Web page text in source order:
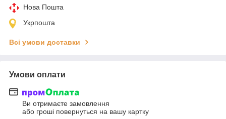
Нова Пошта
Укрпошта
Всі умови доставки
Умови оплати
Ви отримаєте замовлення
або гроші повернуться на вашу картку